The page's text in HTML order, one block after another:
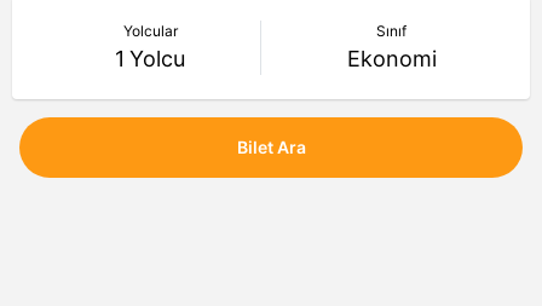
Yolcular
1 Yolcu
Sınıf
Ekonomi
Bilet Ara